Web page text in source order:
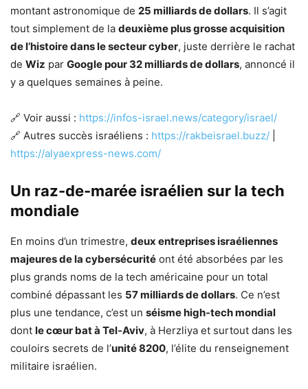
montant astronomique de 25 milliards de dollars. Il s’agit
tout simplement de la deuxième plus grosse acquisition
de l’histoire dans le secteur cyber, juste derrière le rachat
de Wiz par Google pour 32 milliards de dollars, annoncé il
y a quelques semaines à peine.
🔗 Voir aussi : https://infos-israel.news/category/israel/
🔗 Autres succès israéliens : https://rakbeisrael.buzz/
https://alyaexpress-news.com/
Un raz-de-marée israélien sur la tech
mondiale
En moins d’un trimestre, deux entreprises israéliennes
majeures de la cybersécurité ont été absorbées par les
plus grands noms de la tech américaine pour un total
combiné dépassant les 57 milliards de dollars. Ce n’est
plus une tendance, c’est un séisme high-tech mondial
dont le cœur bat à Tel-Aviv, à Herzliya et surtout dans les
couloirs secrets de l’unité 8200, l’élite du renseignement
militaire israélien.